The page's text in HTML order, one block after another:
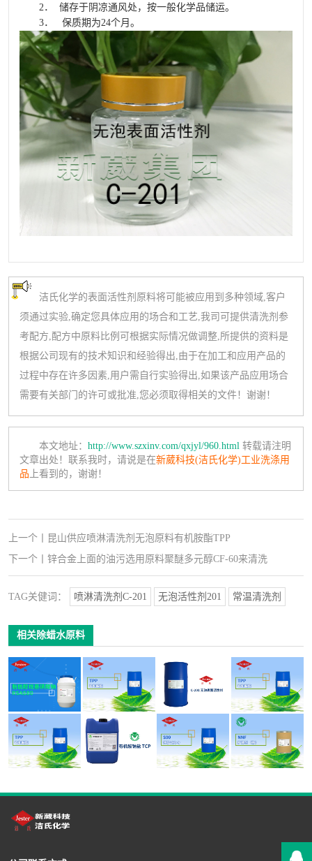
2． 储存于阴凉通风处，按一般化学品储运。
3． 保质期为24个月。
洁氏化学的表面活性剂原料将可能被应用到多种领域,客户
须通过实验,确定您具体应用的场合和工艺,我司可提供清洗剂参
考配方,配方中原料比例可根据实际情况做调整,所提供的资料是
根据公司现有的技术知识和经验得出,由于在加工和应用产品的
过程中存在许多因素,用户需自行实验得出,如果该产品应用场合
需要有关部门的许可或批准,您必须取得相关的文件！谢谢！
本文地址： http://www.szxinv.com/qxjyl/960.html 转载请注明
文章出处！联系我时，请说是在新葳科技(洁氏化学)工业洗涤用
品 上看到的，谢谢！
上一个
昆山供应喷淋清洗剂无泡原料有机胺酯TPP
下一个
锌合金上面的油污选用原料聚醚多元醇CF-60来清洗
TAG关健词： 喷淋清洗剂C-201 无泡活性剂201 常温清洗剂
相关除蜡水原料
脂肪醇烷基磺酸
钠 RSAS80油污
清洗剂原料
昆山供应喷淋清
洗剂无泡原料有
机胺酯TPP
深圳供应常温喷
淋清洗剂无泡活
性剂C-201
供应洁氏化学手
机玻璃清洗剂原
料有机胺酯TPP
供应优质环保玻
璃清洗剂原料有
机胺酯TPP
供应铝材喷淋除
油清洗剂有机酸
钠盐TCP
供应仲醇AEO-9
油污清洗剂原料
供应除蜡除油清
洗剂添加剂扩散
剂NNF